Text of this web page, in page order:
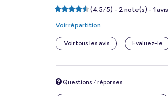
(4,5/5) -2note(s) - 1avis
Voir répartition
Voir tous les avis Evaluez-le
Questions / réponses